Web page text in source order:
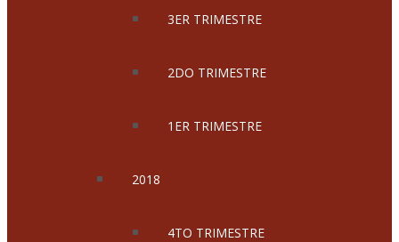
3ER TRIMESTRE
2DO TRIMESTRE
1ER TRIMESTRE
2018
4TO TRIMESTRE